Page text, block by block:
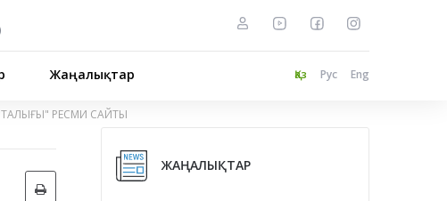
Жаңалықтар Қаз Рус Eng
РЕСМИ САЙТЫ
ЖАҢАЛЫҚТАР